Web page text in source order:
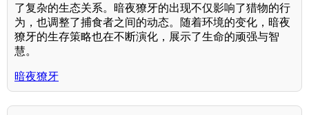
了复杂的生态关系。暗夜獠牙的出现不仅影响了猎物的行
为，也调整了捕食者之间的动态。随着环境的变化，暗夜
獠牙的生存策略也在不断演化，展示了生命的顽强与智
慧。
暗夜獠牙